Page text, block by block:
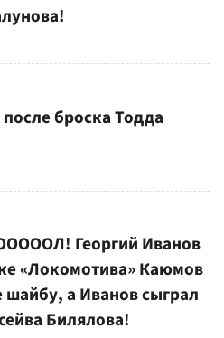
броска Тодда
Георгий Иванов
«Локомотива» Каюмов
шайбу, а Иванов сыграл
Билялова!